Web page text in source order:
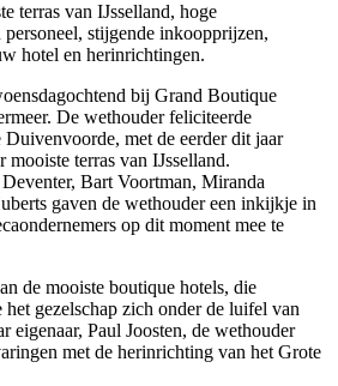
terras van IJsselland, hoge
stijgende inkoopprijzen,
hotel en herinrichtingen.
bij Grand Boutique
De wethouder feliciteerde
Duivenvoorde, met de eerder dit jaar
mooiste terras van IJsselland.
Bart Voortman, Miranda
gaven de wethouder een inkijkje in
op dit moment mee te
de mooiste boutique hotels, die
gezelschap zich onder de luifel van
eigenaar, Paul Joosten, de wethouder
met de herinrichting van het Grote